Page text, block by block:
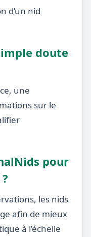
d’un nid
doute
une
sur le
pour
les nids
afin de mieux
à l’échelle